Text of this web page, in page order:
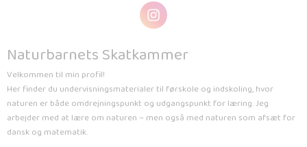
Naturbarnets Skatkammer
Velkommen til min profil!
Her finder du undervisningsmaterialer til førskole og indskoling, hvor
naturen er både omdrejningspunkt og udgangspunkt for læring. Jeg
arbejder med at lære om naturen – men også med naturen som afsæt for
dansk og matematik.